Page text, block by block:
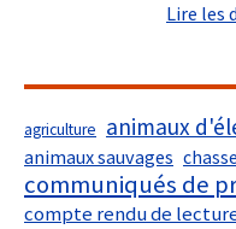
Lire les
agriculture animaux
animaux sauvages chasse
communiqués de
compte rendu de